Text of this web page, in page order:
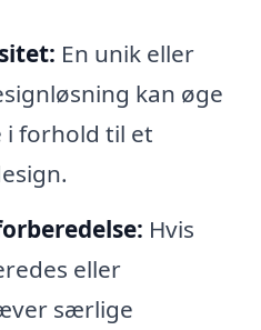
En unik eller
kan øge
forhold til et
Hvis
eller
særlige